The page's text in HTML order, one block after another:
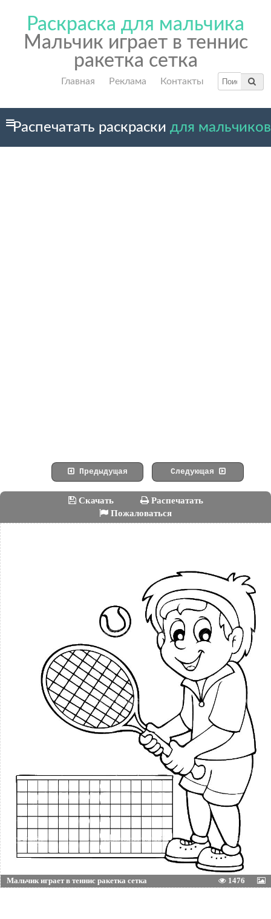
Раскраска для мальчика
Мальчик играет в теннис
ракетка сетка
Главная Реклама Контакты
Распечатать раскраски для мальчиков
Предыдущая Следующая
Скачать
Распечатать
Пожаловаться
Мальчик играет в теннис ракетка сетка 1476